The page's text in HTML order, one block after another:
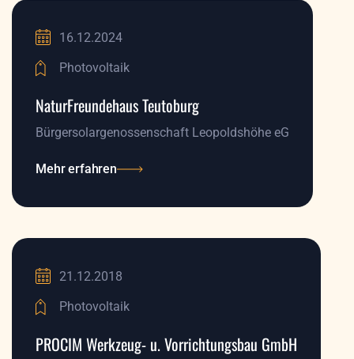
16.12.2024
Photovoltaik
NaturFreundehaus Teutoburg
Bürgersolargenossenschaft Leopoldshöhe eG
Mehr erfahren
21.12.2018
Photovoltaik
PROCIM Werkzeug- u. Vorrichtungsbau GmbH